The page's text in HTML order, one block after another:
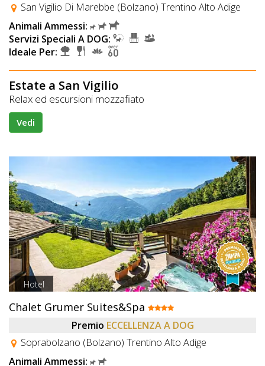
San Vigilio Di Marebbe (Bolzano) Trentino Alto Adige
Animali Ammessi:
Servizi Speciali A DOG:
Ideale Per:
Estate a San Vigilio
Relax ed escursioni mozzafiato
Vedi
Hotel
Chalet Grumer Suites&Spa
Premio ECCELLENZA A DOG
Soprabolzano (Bolzano) Trentino Alto Adige
Animali Ammessi: